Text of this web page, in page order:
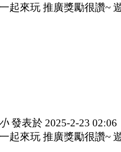
起來玩 推廣獎勵很讚~
發表於 2025-2-23
起來玩 推廣獎勵很讚~